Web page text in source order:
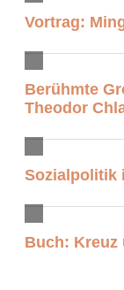
Vortrag:
Berühmte
Theodor
Sozialpolitik
Buch: Kreuz